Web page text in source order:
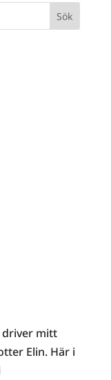
driver mitt
Elin. Här i